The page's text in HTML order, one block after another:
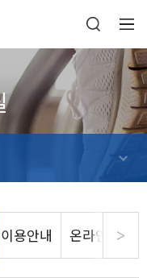
이용안내 온라인수강